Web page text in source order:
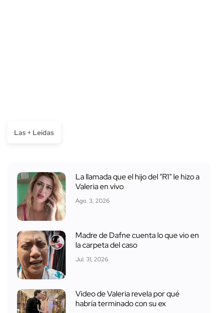
Las + Leídas
La llamada que el hijo del "R1" le hizo a
Valeria en vivo
Ago. 3, 2026
Madre de Dafne cuenta lo que vio en
la carpeta del caso
Jul. 31, 2026
Video de Valeria revela por qué
habría terminado con su ex